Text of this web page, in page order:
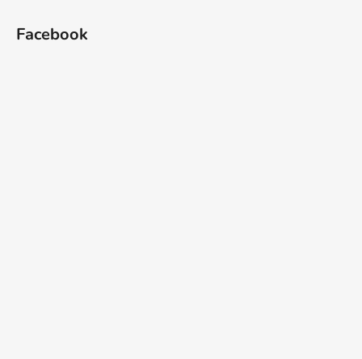
Facebook